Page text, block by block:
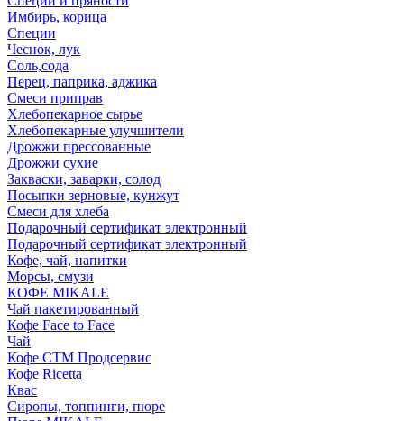
Имбирь, корица
Специи
Чеснок, лук
Соль,сода
Перец, паприка, аджика
Смеси приправ
Хлебопекарное сырье
Хлебопекарные улучшители
Дрожжи прессованные
Дрожжи сухие
Закваски, заварки, солод
Посыпки зерновые, кунжут
Смеси для хлеба
Подарочный сертификат электронный
Подарочный сертификат электронный
Кофе, чай, напитки
Морсы, смузи
КОФЕ MIKALE
Чай пакетированный
Кофе Face to Face
Чай
Кофе СТМ Продсервис
Кофе Ricetta
Квас
Сиропы, топпинги, пюре